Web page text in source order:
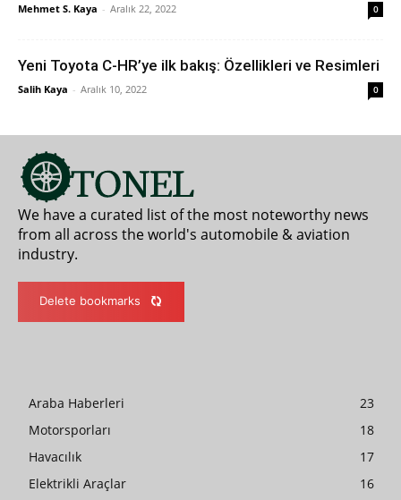
Mehmet S. Kaya - Aralık 22, 2022 0
Yeni Toyota C-HR’ye ilk bakış: Özellikleri ve Resimleri
Salih Kaya - Aralık 10, 2022 0
We have a curated list of the most noteworthy news
from all across the world's automobile & aviation
industry.
Delete bookmarks
Araba Haberleri
23
Motorsporları
18
Havacılık
17
Elektrikli Araçlar
16